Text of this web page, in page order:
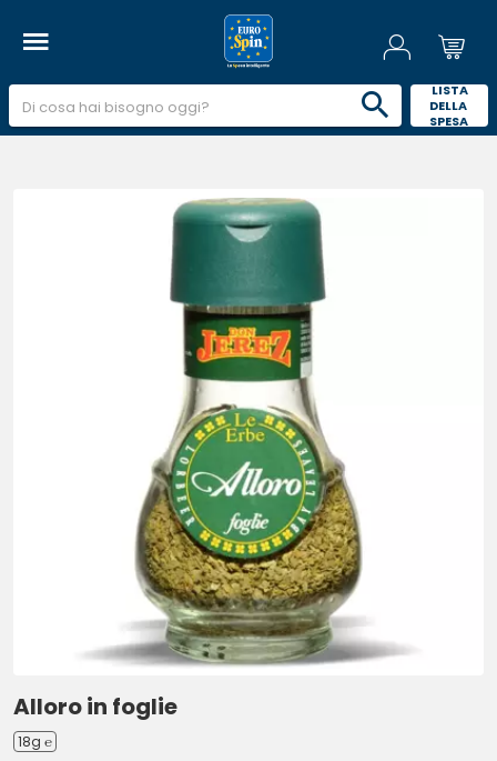
LISTA
DELLA
SPESA
Alloro in foglie
18g ℮